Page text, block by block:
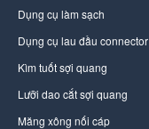
Dụng cụ làm sạch
Dụng cụ lau đầu connector
Kìm tuốt sợi quang
Lưỡi dao cắt sợi quang
Măng xông nối cáp